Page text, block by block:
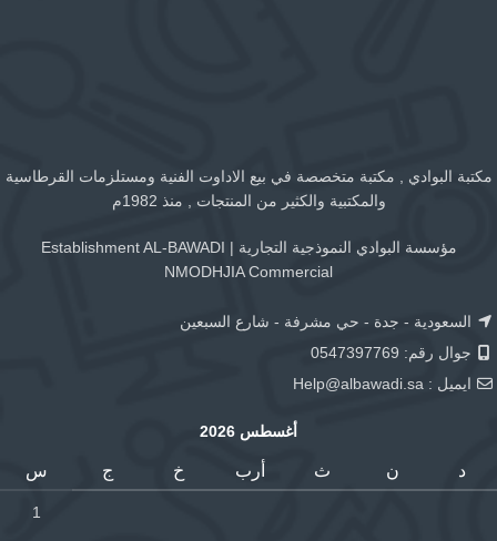
مكتبة البوادي , مكتبة متخصصة في بيع الاداوت الفنية ومستلزمات القرطاسية
والمكتبية والكثير من المنتجات , منذ 1982م
مؤسسة البوادي النموذجية التجارية | Establishment AL-BAWADI
NMODHJIA Commercial
السعودية - جدة - حي مشرفة - شارع السبعين
جوال رقم: 0547397769
ايميل : Help@albawadi.sa
أغسطس 2026
د ن ث أرب خ ج س
1